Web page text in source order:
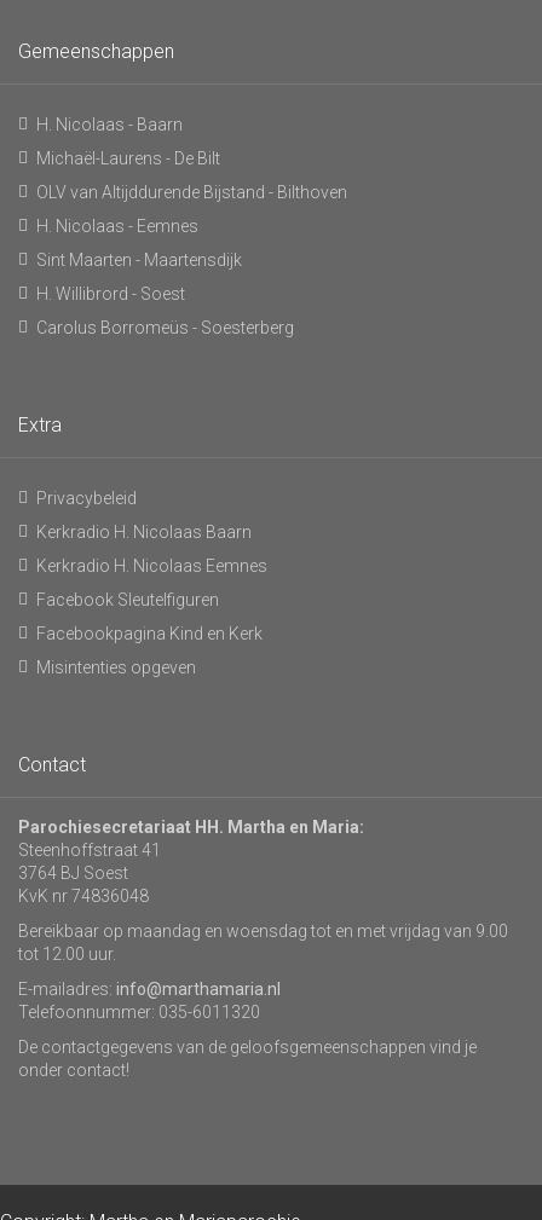
Gemeenschappen
H. Nicolaas - Baarn
Michaël-Laurens - De Bilt
OLV van Altijddurende Bijstand - Bilthoven
H. Nicolaas - Eemnes
Sint Maarten - Maartensdijk
H. Willibrord - Soest
Carolus Borromeüs - Soesterberg
Extra
Privacybeleid
Kerkradio H. Nicolaas Baarn
Kerkradio H. Nicolaas Eemnes
Facebook Sleutelfiguren
Facebookpagina Kind en Kerk
Misintenties opgeven
Contact
Parochiesecretariaat HH. Martha en Maria:
Steenhoffstraat 41
3764 BJ Soest
KvK nr 74836048
Bereikbaar op maandag en woensdag tot en met vrijdag van 9.00
tot 12.00 uur.
E-mailadres: info@marthamaria.nl
Telefoonnummer: 035-6011320
De contactgegevens van de geloofsgemeenschappen vind je
onder contact!